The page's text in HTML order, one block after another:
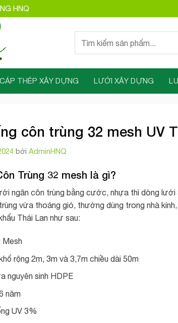
HNQ
Tìm
CÁP THÉP XÂY DỰNG LƯỚI XÂY DỰNG
côn trùng 32 mesh UV
bởi AdminHNQ
Trùng 32 mesh là gì?
ngăn côn trùng bằng cước, nhựa thì dòng
vừa thoáng gió, thường dùng trong nhà
Thái Lan như sau:
Mesh
rộng 2m, 3m và 3,7m chiều dài 50m
nguyên sinh HDPE
năm
UV 3%